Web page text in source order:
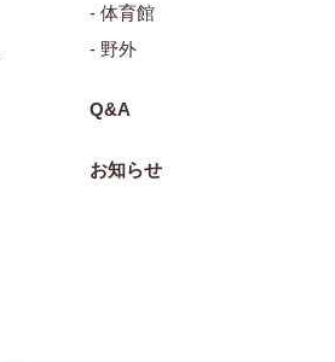
- 体育館
- 野外
Q&A
お知らせ